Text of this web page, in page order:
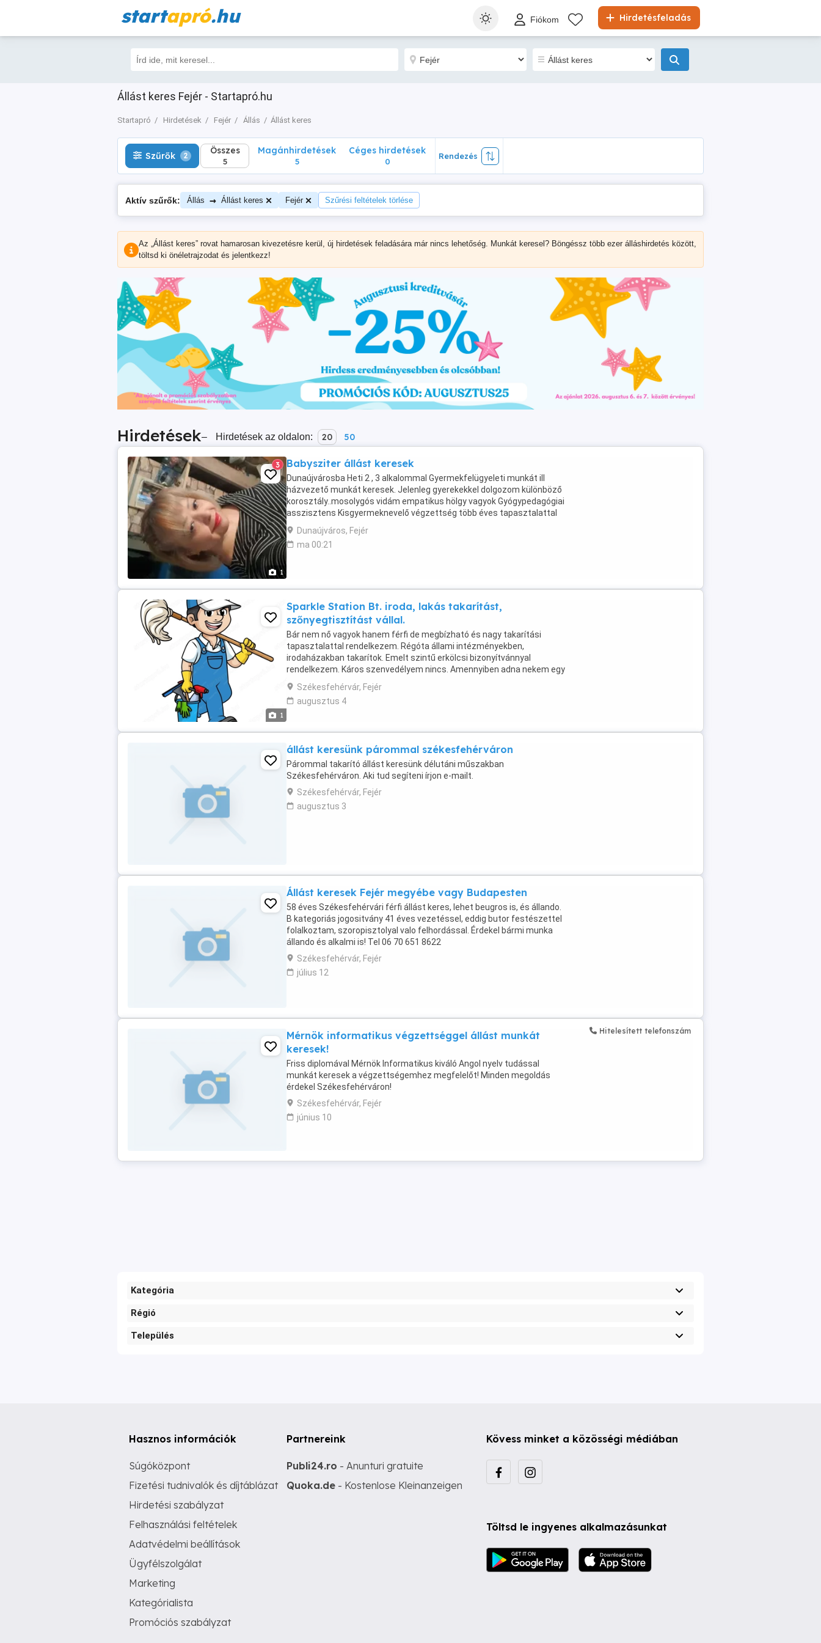
startapró.hu Hirdetésfeladás
Fiókom
Állást keres Fejér - Startapró.hu
Startapró Hirdetések Fejér Állás Állást keres
Szűrők 2 Összes
5
Szűrők 2 Összes
5
Magánhirdetések
5
Céges hirdetések
0
Rendezés
Aktív szűrők: Állás → Állást keres Fejér Szűrési feltételek törlése
Az „Állást keres” rovat hamarosan kivezetésre kerül, új hirdetések feladására már nincs lehetőség. Munkát keresel? Böngéssz több ezer álláshirdetés között,
töltsd ki önéletrajzodat és jelentkezz!
Hirdetések– Hirdetések az oldalon: 20 50
1
3 Babysziter állást keresek
Dunaújvárosba Heti 2 , 3 alkalommal Gyermekfelügyeleti munkát ill
házvezető munkát keresek. Jelenleg gyerekekkel dolgozom különböző
korosztály..mosolygós vidám empatikus hölgy vagyok Gyógypedagógiai
asszisztens Kisgyermeknevelő végzettség több éves tapasztalattal
rendelkezem..nem dohányzó..várom bizalommal ...
Dunaújváros, Fejér
ma 00:21
1
Sparkle Station Bt. iroda, lakás takarítást,
szőnyegtisztítást vállal.
Bár nem nő vagyok hanem férfi de megbízható és nagy takarítási
tapasztalattal rendelkezem. Régóta állami intézményekben,
irodaházakban takarítok. Emelt szintű erkölcsi bizonyítvánnyal
rendelkezem. Káros szenvedélyem nincs. Amennyiben adna nekem egy
esélyt kérem keressen itt: vagy itt:
Székesfehérvár, Fejér
augusztus 4
állást keresünk párommal székesfehérváron
Párommal takarító állást keresünk délutáni műszakban
Székesfehérváron. Aki tud segíteni írjon e-mailt.
Székesfehérvár, Fejér
augusztus 3
Állást keresek Fejér megyébe vagy Budapesten
58 éves Székesfehérvári férfi állást keres, lehet beugros is, és állando.
B kategoriás jogositvány 41 éves vezetéssel, eddig butor festészettel
folalkoztam, szoropisztolyal valo felhordással. Érdekel bármi munka
állando és alkalmi is! Tel 06 70 651 8622
Székesfehérvár, Fejér
július 12
Mérnök informatikus végzettséggel állást munkát
keresek!
Friss diplomával Mérnök Informatikus kiváló Angol nyelv tudással
munkát keresek a végzettségemhez megfelelőt! Minden megoldás
érdekel Székesfehérváron!
Székesfehérvár, Fejér
június 10
Hitelesített telefonszám
Kategória
Régió
Település
Hasznos információk
Súgóközpont
Fizetési tudnivalók és díjtáblázat
Hirdetési szabályzat
Felhasználási feltételek
Adatvédelmi beállítások
Ügyfélszolgálat
Marketing
Kategórialista
Promóciós szabályzat
Partnereink
Publi24.ro - Anunturi gratuite
Quoka.de - Kostenlose Kleinanzeigen
Kövess minket a közösségi médiában
Töltsd le ingyenes alkalmazásunkat